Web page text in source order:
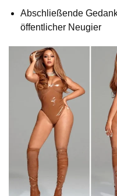
Abschließende
öffentlicher Neugier